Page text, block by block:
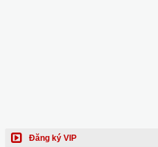
Đăng ký VIP